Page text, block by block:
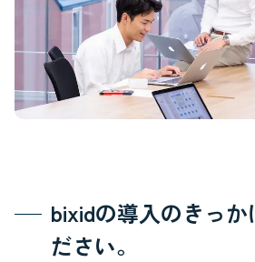
bixidの導入のきっか
ださい。